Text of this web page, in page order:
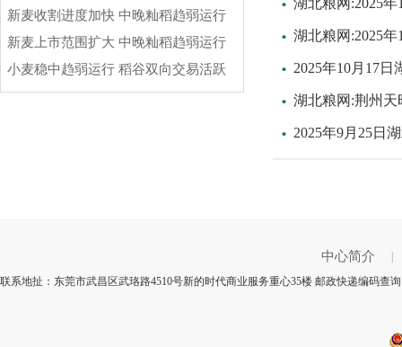
新麦收割进度加快 中晚籼稻趋弱运行
新麦上市范围扩大 中晚籼稻趋弱运行
小麦稳中趋弱运行 稻谷双向交易活跃
湖北粮网:2025
湖北粮网:2025
2025年10月17
湖北粮网:荆州
2025年9月25日
中心简介
联系地扯：东莞市武昌区武珞路4510号新的时代商业服务重心35楼 邮政快递编码查